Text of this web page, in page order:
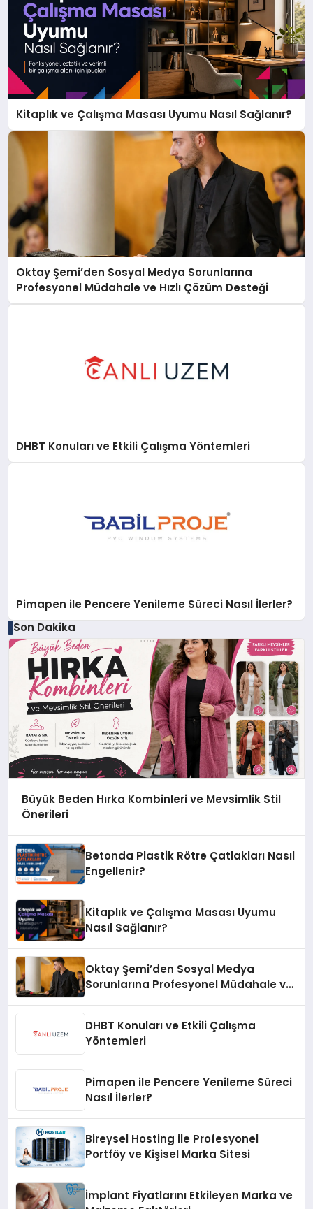
Kitaplık ve Çalışma Masası Uyumu Nasıl Sağlanır?
Oktay Şemi’den Sosyal Medya Sorunlarına
Profesyonel Müdahale ve Hızlı Çözüm Desteği
DHBT Konuları ve Etkili Çalışma Yöntemleri
Pimapen ile Pencere Yenileme Süreci Nasıl İlerler?
Son Dakika
Büyük Beden Hırka Kombinleri ve Mevsimlik Stil
Önerileri
Betonda Plastik Rötre Çatlakları Nasıl
Engellenir?
Kitaplık ve Çalışma Masası Uyumu
Nasıl Sağlanır?
Oktay Şemi’den Sosyal Medya
Sorunlarına Profesyonel Müdahale ve
DHBT Konuları ve Etkili Çalışma
Yöntemleri
Pimapen ile Pencere Yenileme Süreci
Nasıl İlerler?
Bireysel Hosting ile Profesyonel
Portföy ve Kişisel Marka Sitesi
İmplant Fiyatlarını Etkileyen Marka ve